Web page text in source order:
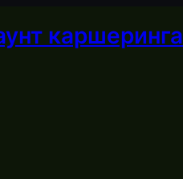
каршеринга